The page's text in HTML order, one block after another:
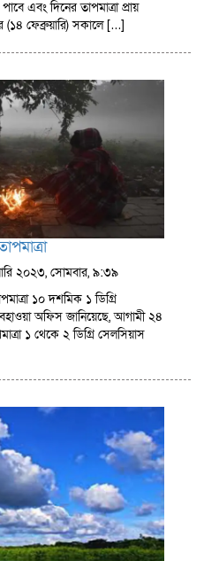
এবং দিনের তাপমাত্রা প্রায়
(১৪ ফেব্রুয়ারি) সকালে […]
২০২৩, সোমবার, ৯:৩৯
১০ দশমিক ১ ডিগ্রি
অফিস জানিয়েছে, আগামী ২৪
১ থেকে ২ ডিগ্রি সেলসিয়াস